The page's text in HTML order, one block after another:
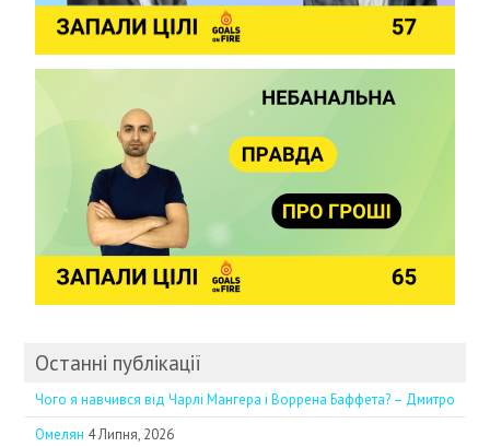
Останні публікації
Чого я навчився від Чарлі Мангера і Воррена Баффета? – Дмитро
Омелян 4 Липня, 2026